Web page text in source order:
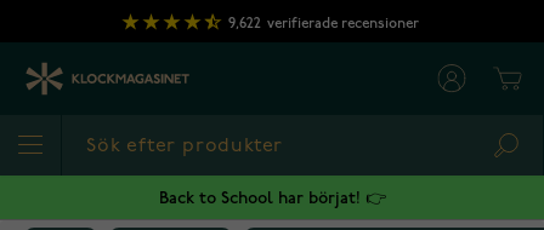
Hoppa till innehållet
9,622 verifierade recensioner
Back to School har börjat! 👉